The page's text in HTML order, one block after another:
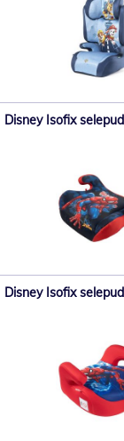
Disney Isofix
Disney Isofix